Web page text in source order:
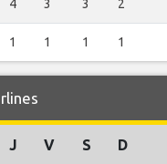
4 3 3 2
1 1 1 1
J V S D